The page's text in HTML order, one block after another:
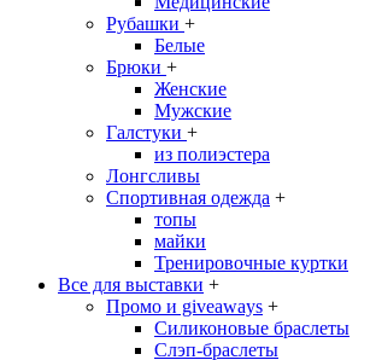
Рубашки +
Белые
Брюки +
Женские
Мужские
Галстуки +
из полиэстера
Лонгсливы
Спортивная одежда +
топы
майки
Тренировочные куртки
Все для выставки +
Промо и giveaways +
Силиконовые браслеты
Cлэп-браслеты